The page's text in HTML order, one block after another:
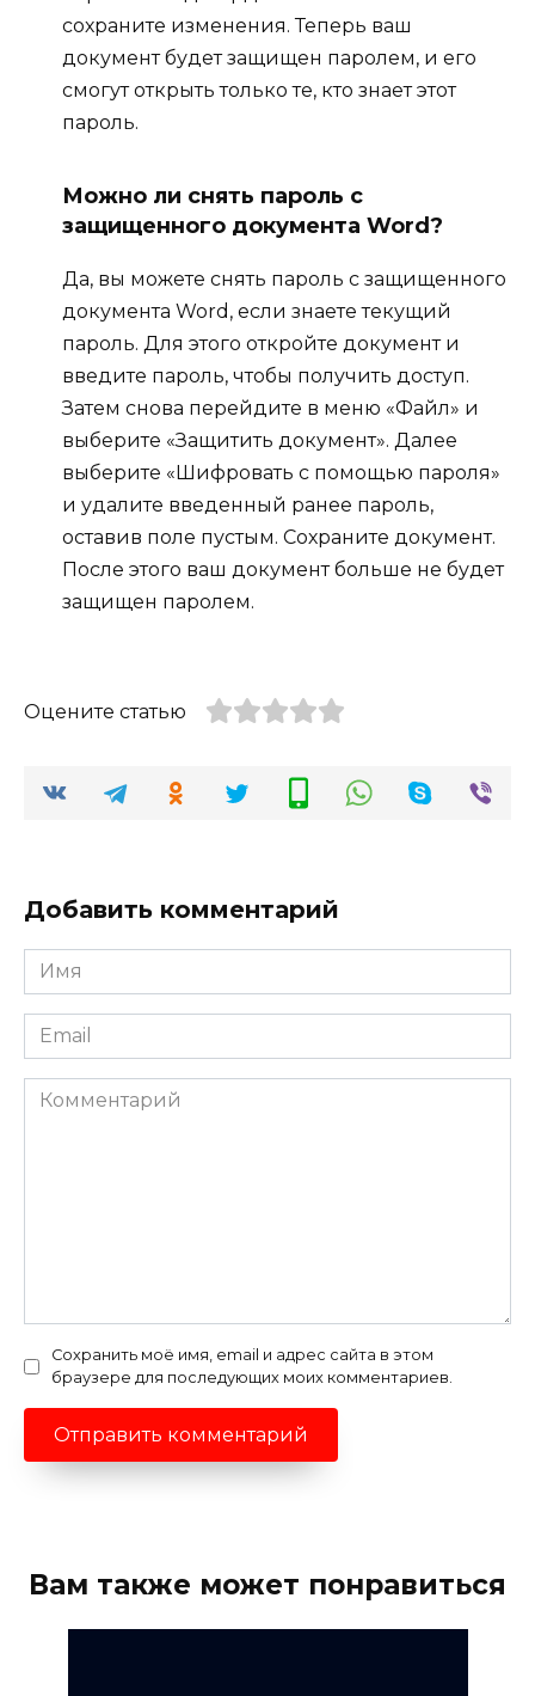
сохраните изменения. Теперь ваш
документ будет защищен паролем, и его
смогут открыть только те, кто знает этот
пароль.
Можно ли снять пароль с
защищенного документа Word?
Да, вы можете снять пароль с защищенного
документа Word, если знаете текущий
пароль. Для этого откройте документ и
введите пароль, чтобы получить доступ.
Затем снова перейдите в меню «Файл» и
выберите «Защитить документ». Далее
выберите «Шифровать с помощью пароля»
и удалите введенный ранее пароль,
оставив поле пустым. Сохраните документ.
После этого ваш документ больше не будет
защищен паролем.
Оцените статью
Добавить комментарий
Имя
*
Email
*
Комментарий
Сохранить моё имя, email и адрес сайта в этом
браузере для последующих моих комментариев.
Вам также может понравиться